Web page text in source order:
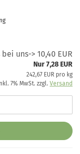
uns-> 10,40 EUR
Nur 7,28 EUR
242,67 EUR pro kg
7% MwSt. zzgl. Versand